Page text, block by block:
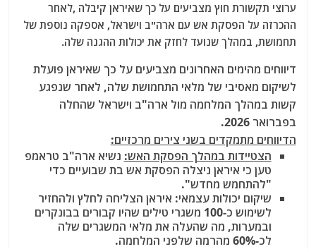
at
s
A
p
p
e
g
ra
m
ai
l
itt
er
c
e
b
o
o
k
ערוצי תקשורת חוץ מצביעים על כך שאיראן קיבלה ,לאחר
ההכרזה על הפסקת אש עם ארה"ב וישראל, אספקה ​​נוספת של
תחמושת, במהלך שנועד לחזק את יכולות ההגנה שלה.
דיווחים מהימים האחרונים מצביעים על כך שאיראן פועלת
לשיקום מאסיבי של מלאי התחמושת שלה, לאחר שנפגע
קשות במהלך המלחמה מול ארה"ב וישראל שהחלה
בפברואר 2026.
הדיווחים מתמקדים בשני צירים מרכזיים:
הצטיידות במהלך הפסקת האש: נשיא ארה"ב טראמפ
טען כי איראן ניצלה הפסקת אש בת שבועיים כדי
"להתחמש מחדש".
שיקום יכולות עצמאי: איראן הצליחה לחלץ ולהחזיר
לשימוש כ-100 משגרי טילים שהיו קבורים בבונקרים
ובמערות, מה שהעלה את מלאי המשגרים שלה
לכ-60% מהרמה שלפני המלחמה.